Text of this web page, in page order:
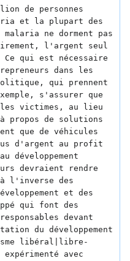
de personnes
et la plupart des
ne dorment pas
l'argent seul
Ce qui est nécessaire
dans les
qui prennent
s'assurer que
les victimes, au lieu
propos de solutions
que de véhicules
d'argent au profit
développement
devraient rendre
l'inverse des
et des
qui font des
devant
du développement
libéral|libre-
avec